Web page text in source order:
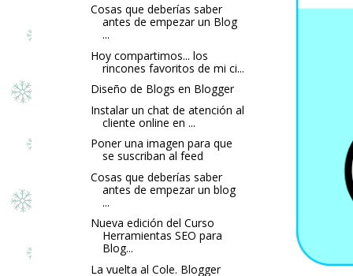
Cosas que deberías saber
antes de empezar un Blog
...
Hoy compartimos... los
rincones favoritos de mi ci...
Diseño de Blogs en Blogger
Instalar un chat de atención al
cliente online en ...
Poner una imagen para que
se suscriban al feed
Cosas que deberías saber
antes de empezar un blog
...
Nueva edición del Curso
Herramientas SEO para
Blog...
La vuelta al Cole. Blogger